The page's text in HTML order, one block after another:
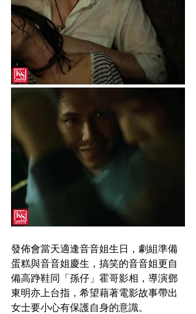
發佈會當天適逢音音姐生日，劇組準備
蛋糕與音音姐慶生，搞笑的音音姐更自
備高踭鞋同「孫仔」霍哥影相，導演鄧
東明亦上台指，希望藉著電影故事帶出
女士要小心有保護自身的意識。